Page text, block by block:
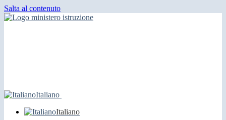
Salta al contenuto
Italiano
Italiano